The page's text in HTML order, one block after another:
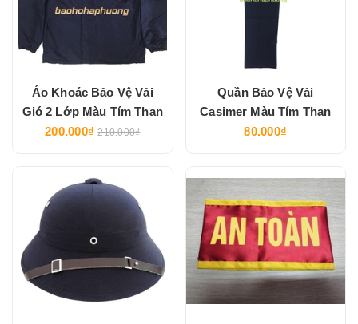
Áo Khoác Bảo Vệ Vải
Gió 2 Lớp Màu Tím Than
200.000₫ 210.000₫
Quần Bảo Vệ Vải
Casimer Màu Tím Than
80.000₫